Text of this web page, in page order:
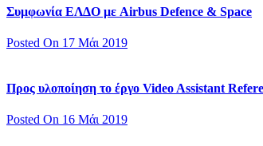
Συμφωνία ΕΛΔΟ με Airbus Defence & Space
Posted On 17 Μάι 2019
Προς υλοποίηση το έργο Video Assistant
Posted On 16 Μάι 2019